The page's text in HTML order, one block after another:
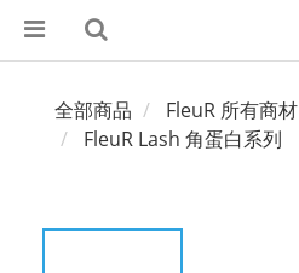
全部商品
FleuR 所有商材
FleuR Lash 角蛋白系列